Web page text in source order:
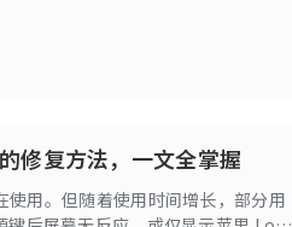
修复方法，一文全掌握
用。但随着使用时间增长，部分用